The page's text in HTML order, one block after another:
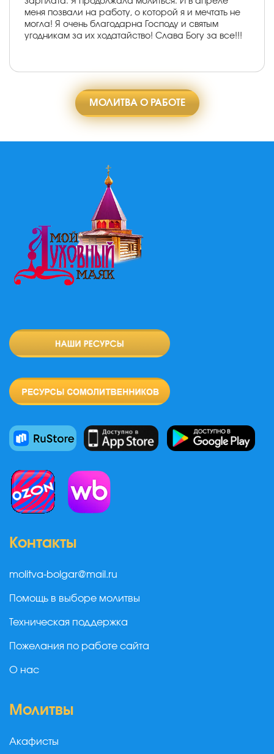
меня позвали на работу, о которой я и мечтать не
могла! Я очень благодарна Господу и святым
угодникам за их ходатайство! Слава Богу за все!!!
МОЛИТВА О РАБОТЕ
Контакты
molitva-bolgar@mail.ru
Помощь в выборе молитвы
Техническая поддержка
Пожелания по работе сайта
О нас
Молитвы
Акафисты